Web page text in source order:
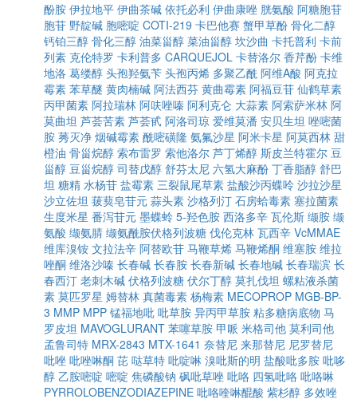
酚胺 伊拉地平 伊曲茶碱 依托必利 伊曲康唑 胱氨酸 阿糖胞苷
胞苷 野靛碱 胞嘧啶 COTI-219 卡巴他赛 蟹甲草酚 骨化二醇
钙铂三醇 骨化三醇 油菜甾醇 菜油甾醇 坎沙曲 卡托普利 卡前
列素 克伦特罗 卡利普多 CARQUEJOL 卡替洛尔 香芹酚 卡维
地洛 葛缕醇 头孢羟氨苄 头孢丙烯 多聚乙酰 阿维A酸 阿克拉
霉素 苯草醚 黄肉楠碱 阿法西芬 黄曲霉素 阿福豆苷 仙鹤草素
丙甲菌素 阿拉瑞林 阿呋唑嗪 阿利克仑 大蒜素 阿索萨米林 阿
莫曲坦 芦荟苦素 芦荟甙 阿洛司琼 爱维莫潘 安贝生坦 唑嘧菌
胺 莠灭净 烟碱霉素 酰嘧磺隆 氨氟沙星 阿米卡星 阿莫西林 甜
橙油 骨甾烷醇 索布雷罗 索他洛尔 芦丁烯醇 斯皮兰特霍尔 豆
甾醇 豆甾烷醇 司替戊醇 舒芬太尼 六氢大麻酚 丁香脂醇 舒巴
坦 糖精 水杨苷 盐霉素 三裂鼠尾草素 盐酸沙丙蝶呤 沙拉沙星
沙立佐坦 菝葜皂苷元 蒜头素 沙格列汀 石房蛤毒素 塞拉菌素
生度米星 番泻苷元 墨蝶蛉 5-羟色胺 西洛多辛 瓦伦斯 缬胺 缬
氨酸 缬氨腈 缬氨酰胺伏格列波糖 伐伦克林 瓦西辛 VcMMAE
维库溴铵 文拉法辛 阿替欧苷 马鞭草烯 马鞭烯酮 维塞胺 维拉
唑酮 维洛沙嗪 长春碱 长春胺 长春新碱 长春地碱 长春瑞滨 长
春西汀 老刺木碱 伏格列波糖 伏尔丁醇 莫扎伐坦 螺粘液杀菌
素 莫匹罗星 姆替林 真菌毒素 杨梅素 MECOPROP MGB-BP-
3 MMP MPP 锰福地吡 吡草胺 异丙甲草胺 粘多糖病底物 马
罗皮坦 MAVOGLURANT 苯噻草胺 甲哌 米格司他 莫利司他
孟鲁司特 MRX-2843 MTX-1641 奈替尼 来那替尼 尼罗替尼
吡唑 吡唑啉酮 芘 哒草特 吡啶啉 溴吡斯的明 盐酸吡多胺 吡哆
醇 乙胺嘧啶 嘧啶 焦磷酸钠 砜吡草唑 吡咯 四氢吡咯 吡咯啉
PYRROLOBENZODIAZEPINE 吡咯喹啉醌酸 紫杉醇 多效唑